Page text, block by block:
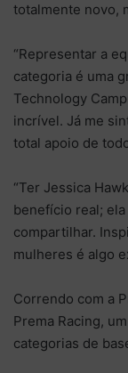
totalmente novo,
“Representar a
categoria é uma
Technology
incrível. Já me
total apoio de
“Ter Jessica
benefício real;
compartilhar.
mulheres é algo
Correndo com a
Prema Racing,
categorias de